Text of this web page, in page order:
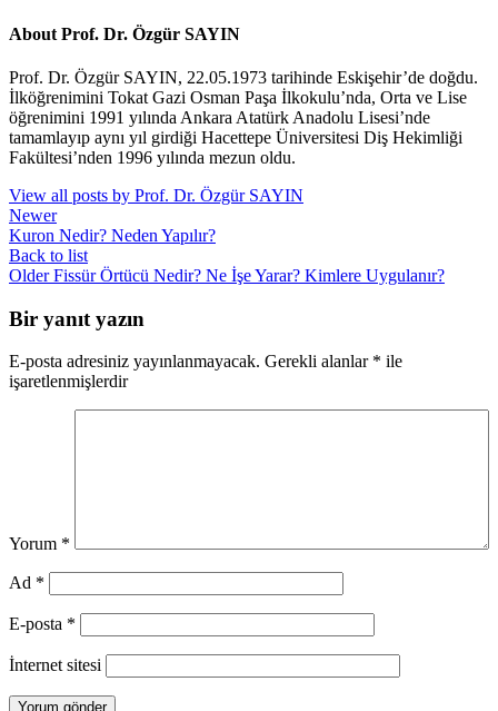
About Prof. Dr. Özgür SAYIN
Prof. Dr. Özgür SAYIN, 22.05.1973 tarihinde Eskişehir’de doğdu.
İlköğrenimini Tokat Gazi Osman Paşa İlkokulu’nda, Orta ve Lise
öğrenimini 1991 yılında Ankara Atatürk Anadolu Lisesi’nde
tamamlayıp aynı yıl girdiği Hacettepe Üniversitesi Diş Hekimliği
Fakültesi’nden 1996 yılında mezun oldu.
View all posts by Prof. Dr. Özgür SAYIN
Newer
Kuron Nedir? Neden Yapılır?
Back to list
Older Fissür Örtücü Nedir? Ne İşe Yarar? Kimlere Uygulanır?
Bir yanıt yazın
E-posta adresiniz yayınlanmayacak. Gerekli alanlar * ile
işaretlenmişlerdir
Yorum *
Ad *
E-posta *
İnternet sitesi